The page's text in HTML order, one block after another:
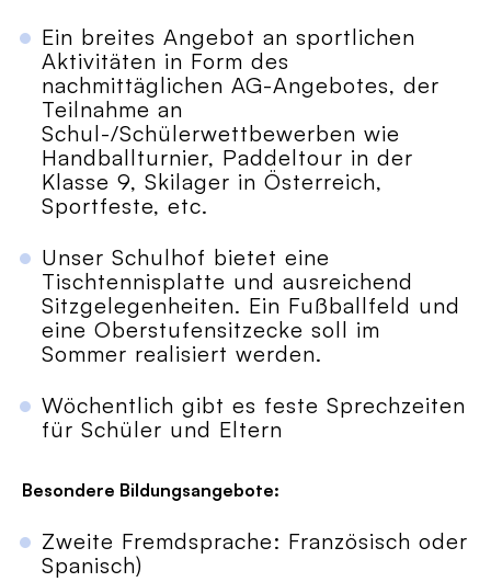
Ein breites Angebot an sportlichen
Aktivitäten in Form des
nachmittäglichen AG-Angebotes, der
Teilnahme an
Schul-/Schülerwettbewerben wie
Handballturnier, Paddeltour in der
Klasse 9, Skilager in Österreich,
Sportfeste, etc.
Unser Schulhof bietet eine
Tischtennisplatte und ausreichend
Sitzgelegenheiten. Ein Fußballfeld und
eine Oberstufensitzecke soll im
Sommer realisiert werden.
Wöchentlich gibt es feste Sprechzeiten
für Schüler und Eltern
Besondere Bildungsangebote:
Zweite Fremdsprache: Französisch oder
Spanisch)